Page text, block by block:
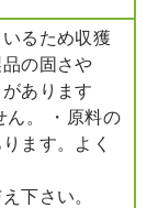
るため収獲
の固さや
あります
ん。 ・原料の
ます。よく
下さい。